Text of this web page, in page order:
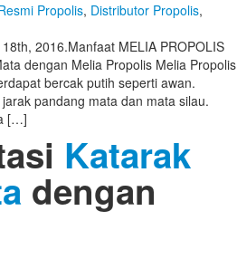
Propolis, Distributor Propolis,
2016.Manfaat MELIA PROPOLIS
dengan Melia Propolis Melia Propolis
bercak putih seperti awan.
pandang mata dan mata silau.
[…]
Katarak
dengan